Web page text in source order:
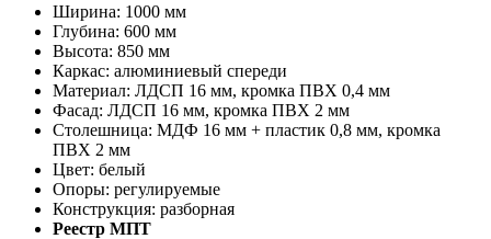
Ширина: 1000 мм
Глубина: 600 мм
Высота: 850 мм
Каркас: алюминиевый спереди
Материал: ЛДСП 16 мм, кромка ПВХ 0,4 мм
Фасад: ЛДСП 16 мм, кромка ПВХ 2 мм
Столешница: МДФ 16 мм + пластик 0,8 мм, кромка
ПВХ 2 мм
Цвет: белый
Опоры: регулируемые
Конструкция: разборная
Реестр МПТ